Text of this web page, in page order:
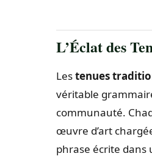
L’Éclat des
Lestenues
véritable
communauté.
œuvre d’art
phrase écrite dans